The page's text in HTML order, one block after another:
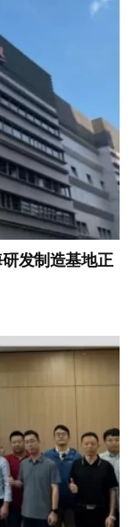
发制造基地正